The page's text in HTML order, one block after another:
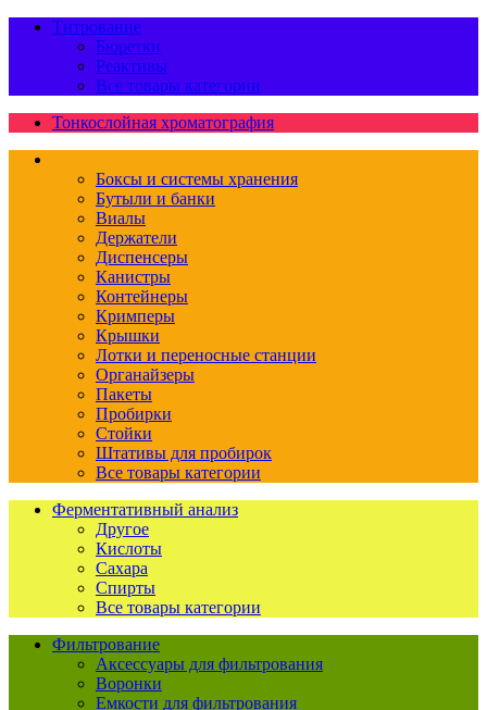
Титрование
Бюретки
Реактивы
Все товары категории
Тонкослойная хроматография
Боксы и системы хранения
Бутыли и банки
Виалы
Держатели
Диспенсеры
Канистры
Контейнеры
Кримперы
Крышки
Лотки и переносные станции
Органайзеры
Пакеты
Пробирки
Стойки
Штативы для пробирок
Все товары категории
Ферментативный анализ
Другое
Кислоты
Сахара
Спирты
Все товары категории
Фильтрование
Аксессуары для фильтрования
Воронки
Емкости для фильтрования